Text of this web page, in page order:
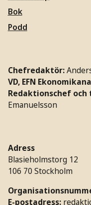
Bok
Podd
Chefredaktör:
VD, EFN
Redaktionschef
Emanuelsson
Adress
Blasieholmstorg 12
106 70 Stockholm
E-postadress: